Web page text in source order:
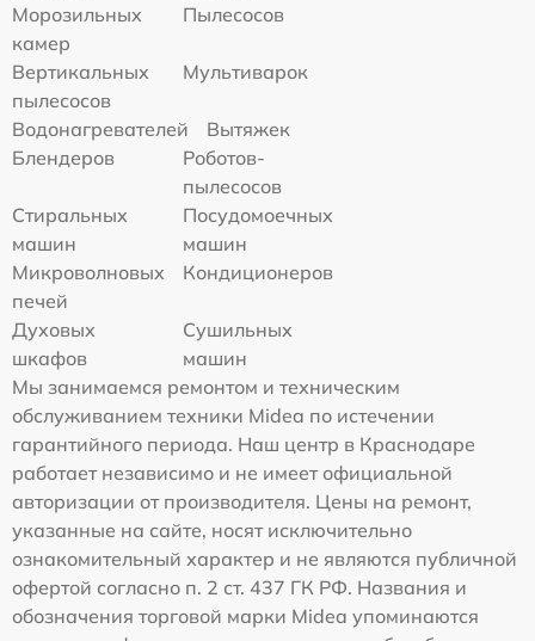
Морозильных
камер
Пылесосов
Вертикальных
пылесосов
Мультиварок
Водонагревателей
Вытяжек
Блендеров
Роботов-
пылесосов
Стиральных
машин
Посудомоечных
машин
Микроволновых
печей
Кондиционеров
Духовых
шкафов
Сушильных
машин
Мы занимаемся ремонтом и техническим
обслуживанием техники Midea по истечении
гарантийного периода. Наш центр в Краснодаре
работает независимо и не имеет официальной
авторизации от производителя. Цены на ремонт,
указанные на сайте, носят исключительно
ознакомительный характер и не являются публичной
офертой согласно п. 2 ст. 437 ГК РФ. Названия и
обозначения торговой марки Midea упоминаются